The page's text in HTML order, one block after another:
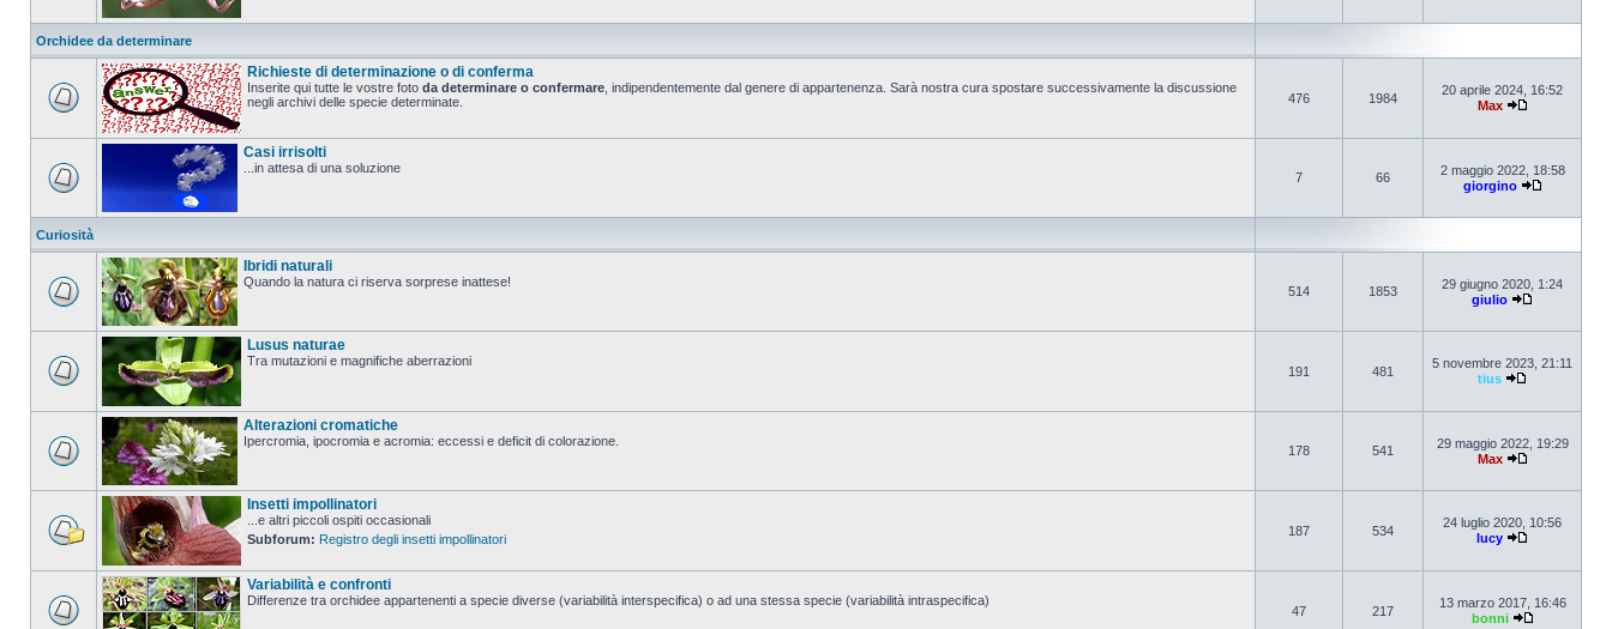
Orchidee da determinare
Richieste di determinazione o di conferma
Inserite qui tutte le vostre foto da determinare o confermare , indipendentemente dal genere di appartenenza. Sarà nostra cura spostare successivamente la discussione
negli archivi delle specie determinate.
476 1984
20 aprile 2024, 16:52
Max
Casi irrisolti
...in attesa di una soluzione
7 66
2 maggio 2022, 18:58
giorgino
Curiosità
Ibridi naturali
Quando la natura ci riserva sorprese inattese!
514 1853
29 giugno 2020, 1:24
giulio
Lusus naturae
Tra mutazioni e magnifiche aberrazioni
191 481
5 novembre 2023, 21:11
tius
Alterazioni cromatiche
Ipercromia, ipocromia e acromia: eccessi e deficit di colorazione.
178 541
29 maggio 2022, 19:29
Max
Insetti impollinatori
...e altri piccoli ospiti occasionali
Subforum: Registro degli insetti impollinatori
187 534
24 luglio 2020, 10:56
lucy
Variabilità e confronti
Differenze tra orchidee appartenenti a specie diverse (variabilità interspecifica) o ad una stessa specie (variabilità intraspecifica)
47 217
13 marzo 2017, 16:46
bonni